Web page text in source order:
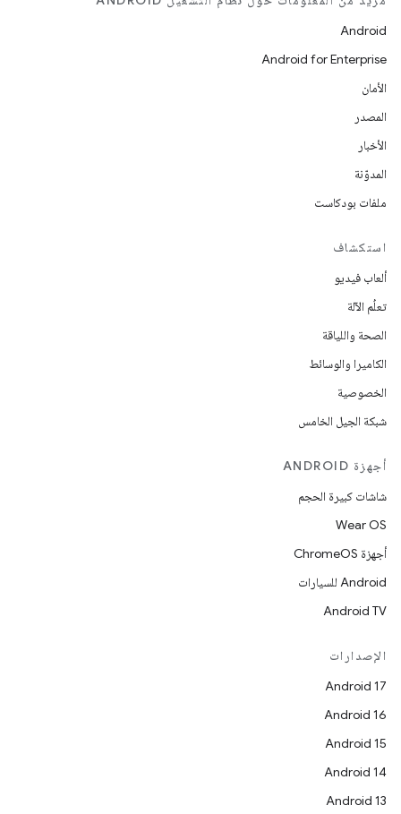
Android
Android for Enterprise
الأمان
المصدر
الأخبار
المدوّنة
ملفات بودكاست
استكشاف
ألعاب فيديو
تعلُم الآلة
الصحة واللياقة
الكاميرا والوسائط
الخصوصية
شبكة الجيل الخامس
أجهزة ANDROID
شاشات كبيرة الحجم
Wear OS
أجهزة ChromeOS
Android للسيارات
Android TV
الإصدارات
Android 17
Android 16
Android 15
Android 14
Android 13